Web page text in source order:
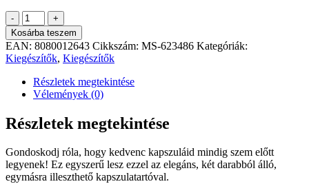
-
NESCAFÉ
Dolce
Gusto
Mini
Me
Tartály
Tömítés+Aljzat
mennyiség
+
Kosárba teszem
EAN: 8080012643 Cikkszám: MS-623486 Kategóriák:
Kiegészítők, Kiegészítők
Részletek megtekintése
Vélemények (0)
Részletek megtekintése
Gondoskodj róla, hogy kedvenc kapszuláid mindig szem előtt
legyenek! Ez egyszerű lesz ezzel az elegáns, két darabból álló,
egymásra illeszthető kapszulatartóval.